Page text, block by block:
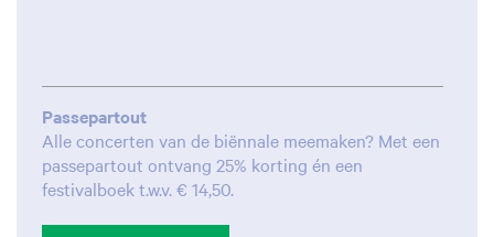
Passepartout
Alle concerten van de biënnale meemaken? Met een
passepartout ontvang 25% korting én een
festivalboek t.w.v. € 14,50.